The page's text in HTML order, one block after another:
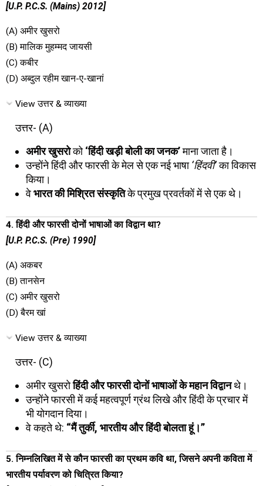
[U.P. P.C.S. (Mains) 2012]
(A) अमीर खुसरो
(B) मालिक मुहम्मद जायसी
(C) कबीर
(D) अब्दुल रहीम खान-ए-खानां
View उत्तर & व्याख्या
उत्तर- (A)
अमीर खुसरोको‘हिंदी खड़ी बोली का जनक’माना जाता है।
उन्होंने हिंदी और फारसी के मेल से एक नई भाषा‘हिंदवी’का विकास
किया।
वेभारत की मिश्रित संस्कृतिके प्रमुख प्रवर्तकों में से एक थे।
4. हिंदी और फारसी दोनों भाषाओं का विद्वान था?
[U.P. P.C.S. (Pre) 1990]
(A) अकबर
(B) तानसेन
(C) अमीर खुसरो
(D) बैरम खां
View उत्तर & व्याख्या
उत्तर- (C)
अमीर खुसरोहिंदी और फारसी दोनों भाषाओं के महान विद्वानथे।
उन्होंने फारसी में कई महत्वपूर्ण ग्रंथ लिखे और हिंदी के प्रचार में
भी योगदान दिया।
वे कहते थे: “मैं तुर्की, भारतीय और हिंदी बोलता हूं।”
5. निम्नलिखित में से कौन फारसी का प्रथम कवि था, जिसने अपनी कविता में
भारतीय पर्यावरण को चित्रित किया?